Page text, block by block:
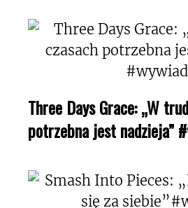
Three Days Grace: „W
potrzebna jest nadzieja”